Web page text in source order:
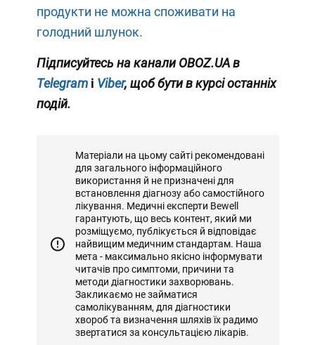
продукти не можна споживати на
голодний шлунок.
Підписуйтесь на канали OBOZ.UA в
Telegram і Viber, щоб бути в курсі останніх
подій.
Матеріали на цьому сайті рекомендовані
для загального інформаційного
використання й не призначені для
встановлення діагнозу або самостійного
лікування. Медичні експерти Bewell
гарантують, що весь контент, який ми
розміщуємо, публікується й відповідає
найвищим медичним стандартам. Наша
мета - максимально якісно інформувати
читачів про симптоми, причини та
методи діагностики захворювань.
Закликаємо не займатися
самолікуванням, для діагностики
хвороб та визначення шляхів їх радимо
звертатися за консультацією лікарів.